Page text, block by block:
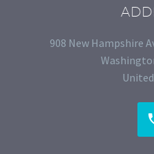
908 New Hampshire